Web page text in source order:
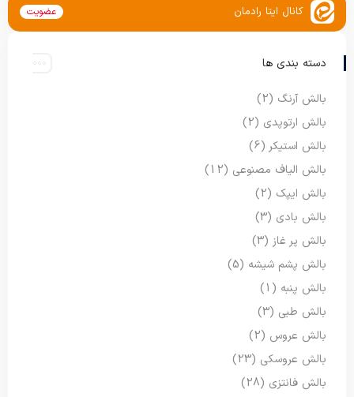
کانال ایتا رادمان عضویت
دسته بندی ها
بالش آرنگ (2)
بالش ارتوپدی (2)
بالش استیکر (6)
بالش الیاف مصنوعی (12)
بالش ایپک (2)
بالش بادی (3)
بالش پر غاز (3)
بالش پشم شیشه (5)
بالش پنبه (1)
بالش طبی (3)
بالش عروس (2)
بالش عروسکی (23)
بالش فانتزی (28)